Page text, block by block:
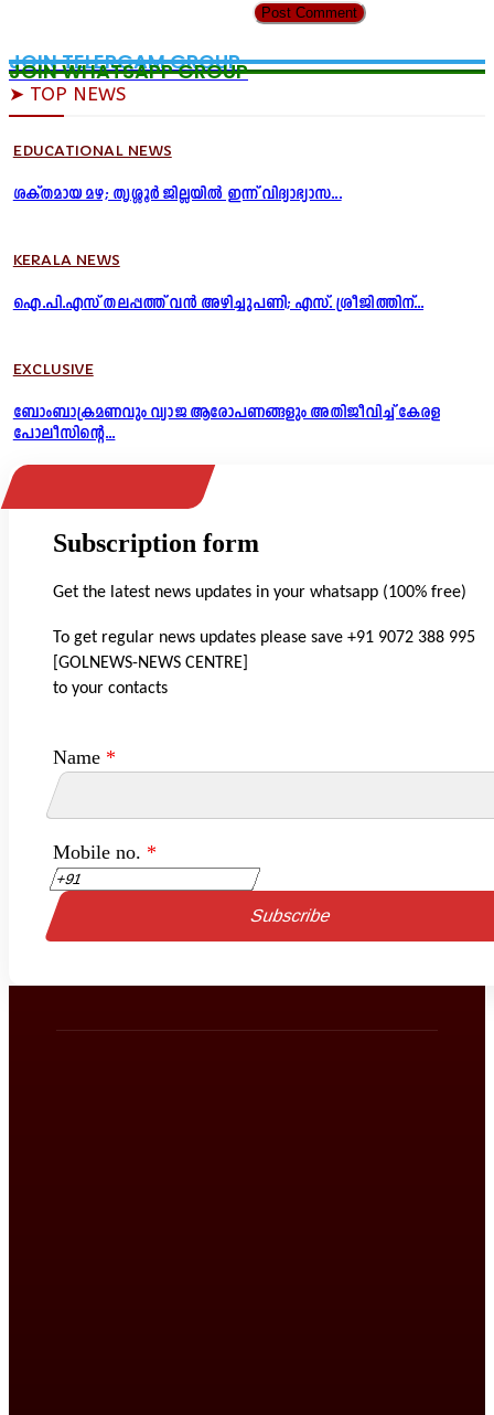
JOIN TELERGAM GROUP
JOIN WHATSAPP GROUP
➤ TOP NEWS
EDUCATIONAL NEWS
ശക്തമായ മഴ; തൃശ്ശൂർ ജില്ലയിൽ ഇന്ന് വിദ്യാഭ്യാസ...
KERALA NEWS
ഐ.പി.എസ് തലപ്പത്ത് വൻ അഴിച്ചുപണി; എസ്. ശ്രീജിത്തിന്...
EXCLUSIVE
ബോംബാക്രമണവും വ്യാജ ആരോപണങ്ങളും അതിജീവിച്ച് കേരള
പോലീസിന്റെ...
Subscription form
Get the latest news updates in your whatsapp (100% free)
To get regular news updates please save +91 9072 388 995
[GOLNEWS-NEWS CENTRE]
to your contacts
Name *
Mobile no. *